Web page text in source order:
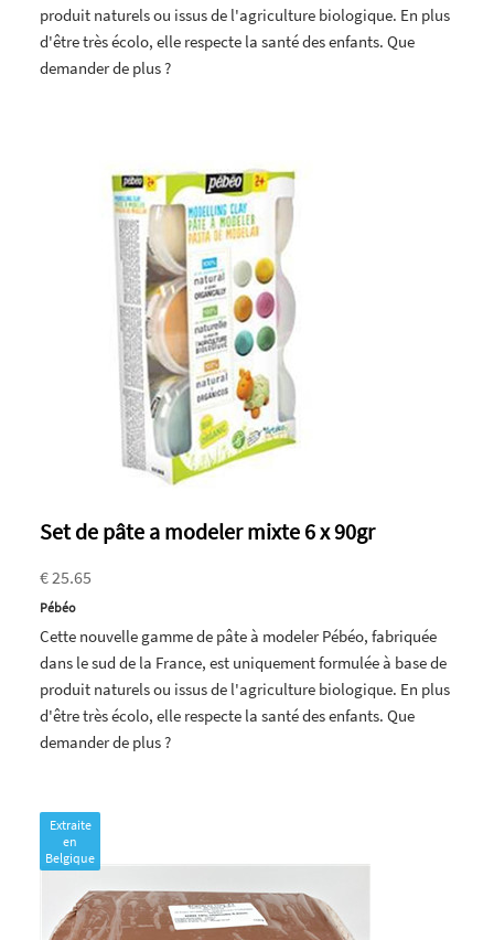
produit naturels ou issus de l'agriculture biologique. En plus
d'être très écolo, elle respecte la santé des enfants. Que
demander de plus ?
Set de pâte a modeler mixte 6 x 90gr
€ 25.65
Pébéo
Cette nouvelle gamme de pâte à modeler Pébéo, fabriquée
dans le sud de la France, est uniquement formulée à base de
produit naturels ou issus de l'agriculture biologique. En plus
d'être très écolo, elle respecte la santé des enfants. Que
demander de plus ?
Extraite
en
Belgique